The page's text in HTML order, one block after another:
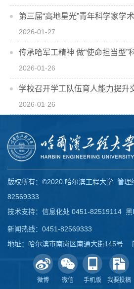
第三届“高地星光”青年科学家学
2026-01-27
传承哈军工精神 做“使命担当型”
2026-01-26
学校召开学工队伍育人能力提升
2026-01-26
版权所有：©2020 哈尔滨工程大学 管理
82569333
技术支持：信息化处 0451-82519114 黑
新闻热线：0451-82569333
地址：哈尔滨市南岗区南通大街145号
微博 微信 手机版 我要投稿